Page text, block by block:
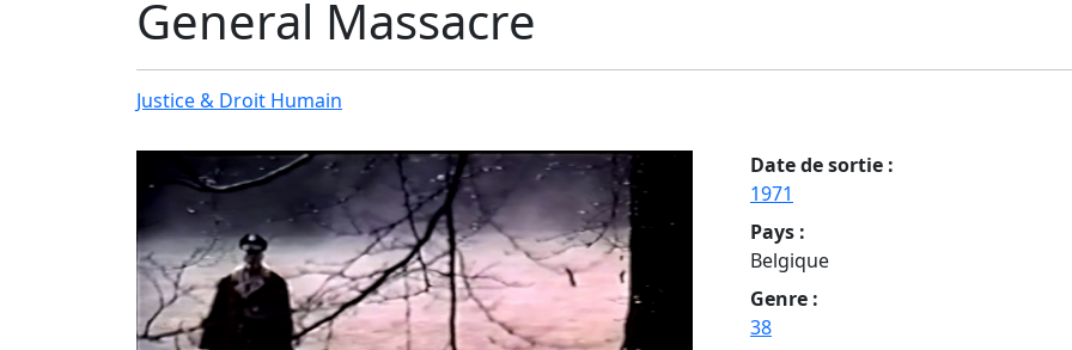
General Massacre
Justice & Droit Humain
Date de sortie :
1971
Pays :
Belgique
Genre :
38